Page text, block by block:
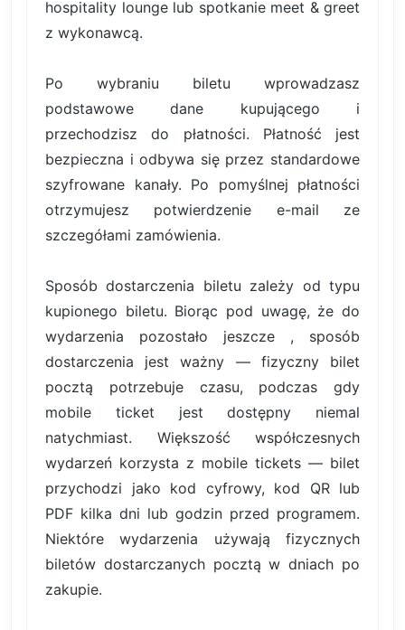
hospitality lounge lub spotkanie meet & greet
z wykonawcą.
Po wybraniu biletu wprowadzasz
podstawowe dane kupującego i
przechodzisz do płatności. Płatność jest
bezpieczna i odbywa się przez standardowe
szyfrowane kanały. Po pomyślnej płatności
otrzymujesz potwierdzenie e-mail ze
szczegółami zamówienia.
Sposób dostarczenia biletu zależy od typu
kupionego biletu. Biorąc pod uwagę, że do
wydarzenia pozostało jeszcze , sposób
dostarczenia jest ważny — fizyczny bilet
pocztą potrzebuje czasu, podczas gdy
mobile ticket jest dostępny niemal
natychmiast. Większość współczesnych
wydarzeń korzysta z mobile tickets — bilet
przychodzi jako kod cyfrowy, kod QR lub
PDF kilka dni lub godzin przed programem.
Niektóre wydarzenia używają fizycznych
biletów dostarczanych pocztą w dniach po
zakupie.